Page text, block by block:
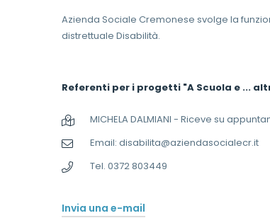
Azienda Sociale Cremonese svolge la
distrettuale Disabilità.
Referenti per i progetti "A Scuola e ...
MICHELA DALMIANI - Riceve su
Email: disabilita@aziendasocialecr.it
Tel. 0372 803449
Invia una e-mail